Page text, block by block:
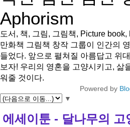
Aphorism
도서, 책, 그림, 그림책, Picture book,
만화책 그림책 창작 그룹이 인간의
들었다. 앞으로 펼쳐질 아름답고 위
보자! 우리의 영혼을 고양시키고, 삶
워줄 것이다.
Powered by
▼
에세이툰 - 달나무의 고